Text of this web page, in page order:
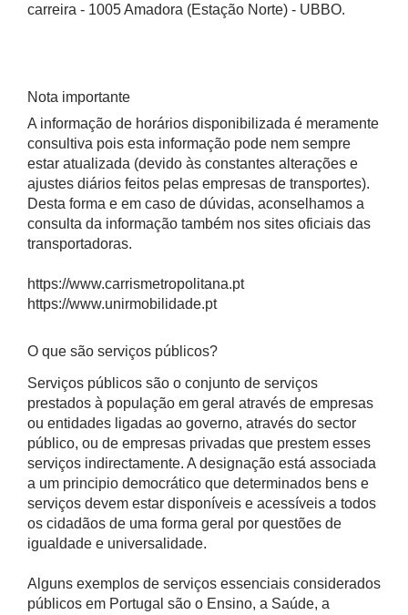
carreira - 1005 Amadora (Estação Norte) - UBBO.
Nota importante
A informação de horários disponibilizada é meramente
consultiva pois esta informação pode nem sempre
estar atualizada (devido às constantes alterações e
ajustes diários feitos pelas empresas de transportes).
Desta forma e em caso de dúvidas, aconselhamos a
consulta da informação também nos sites oficiais das
transportadoras.
https://www.carrismetropolitana.pt
https://www.unirmobilidade.pt
O que são serviços públicos?
Serviços públicos são o conjunto de serviços
prestados à população em geral através de empresas
ou entidades ligadas ao governo, através do sector
público, ou de empresas privadas que prestem esses
serviços indirectamente. A designação está associada
a um principio democrático que determinados bens e
serviços devem estar disponíveis e acessíveis a todos
os cidadãos de uma forma geral por questões de
igualdade e universalidade.
Alguns exemplos de serviços essenciais considerados
públicos em Portugal são o Ensino, a Saúde, a